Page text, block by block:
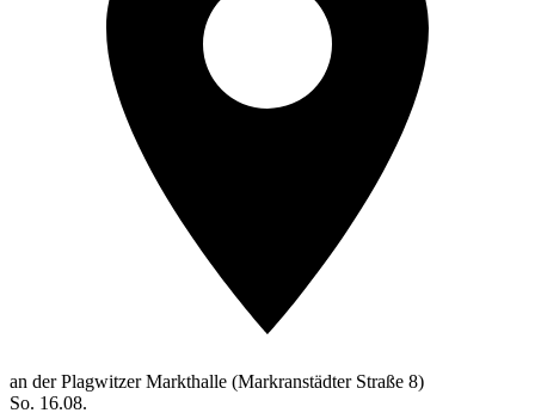
an der Plagwitzer Markthalle (Markranstädter Straße 8)
So. 16.08.